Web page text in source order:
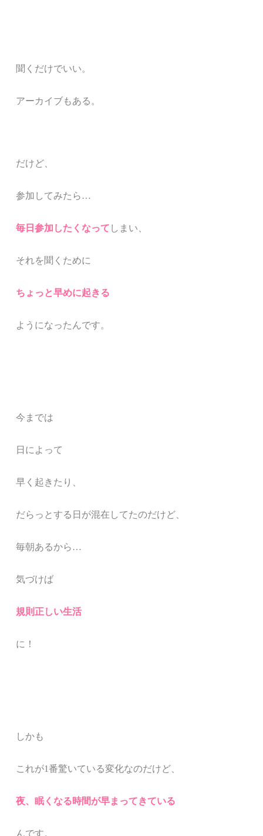
聞くだけでいい。
アーカイブもある。
だけど、
参加してみたら…
毎日参加したくなって しまい
それを聞くために
ちょっと早めに起きる
ようになったんです。
今までは
日によって
早く起きたり、
だらっとする日が混在してたのだけど、
毎朝あるから…
気づけば
規則正しい生活
に！
しかも
これが1番驚いている変化なのだけど、
夜、眠くなる時間が早まってきている
んです。